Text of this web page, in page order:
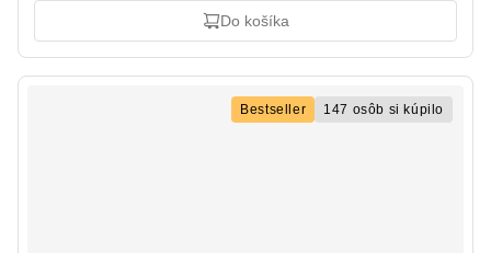
Do košíka
Bestseller 147 osôb si kúpilo